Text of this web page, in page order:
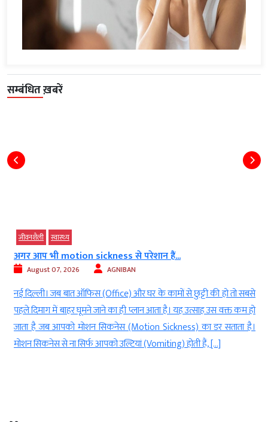
सम्बंधित ख़बरें
जीवनशैली स्‍वास्‍थ्‍य
अगर आप भी motion sickness से परेशान हैं...
August 07, 2026 AGNIBAN
नई दिल्ली। जब बात ऑफिस (Office) और घर के कामों से छुट्टी की हो तो सबसे
पहले दिमाग में बाहर घूमने जाने का ही प्लान आता है। यह उत्साह उस वक्त कम हो
जाता है जब आपको मोशन सिकनेस (Motion Sickness) का डर सताता है।
मोशन सिकनेस से ना सिर्फ आपको उल्टियां (Vomiting) होती हैं, […]